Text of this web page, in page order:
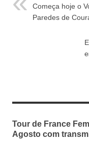
Começa hoje o
Paredes de
Tour de France
Agosto com